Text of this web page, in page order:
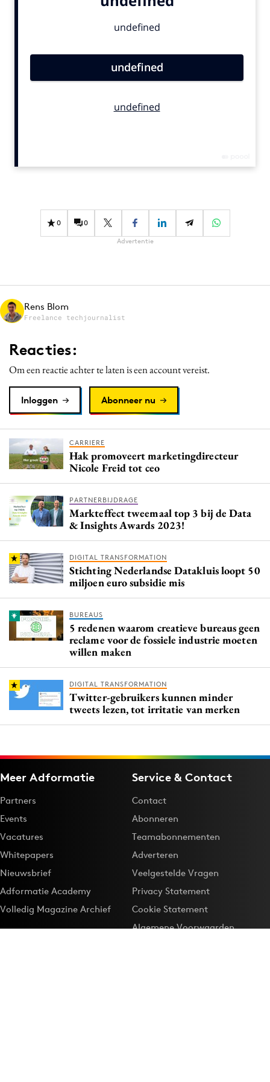
Gedragsverandering
Influencer marketing
Media
Merkstrategie
PR
Purpose Marketing
Reputatie & crisis
0 0
Advertentie
Rens Blom
Freelance techjournalist
Reacties:
Om een reactie achter te laten is een account vereist.
Inloggen Abonneer nu
CARRIERE
Hak promoveert marketingdirecteur
Nicole Freid tot ceo
PARTNERBIJDRAGE
Markteffect tweemaal top 3 bij de Data
& Insights Awards 2023!
DIGITAL TRANSFORMATION
Stichting Nederlandse Datakluis loopt 50
miljoen euro subsidie mis
BUREAUS
5 redenen waarom creatieve bureaus geen
reclame voor de fossiele industrie moeten
willen maken
DIGITAL TRANSFORMATION
Twitter-gebruikers kunnen minder
tweets lezen, tot irritatie van merken
Meer Adformatie
Partners
Events
Vacatures
Whitepapers
Nieuwsbrief
Adformatie Academy
Volledig Magazine Archief
Service & Contact
Contact
Abonneren
Teamabonnementen
Adverteren
Veelgestelde Vragen
Privacy Statement
Cookie Statement
Algemene Voorwaarden